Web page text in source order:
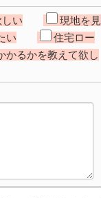
い
現地を見
い
住宅ロー
かるかを教えて欲し